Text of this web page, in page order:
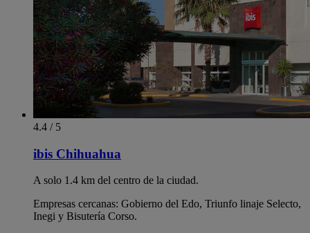
4.4 / 5
ibis Chihuahua
A solo 1.4 km del centro de la ciudad.
Empresas cercanas: Gobierno del Edo, Triunfo linaje Selecto,
Inegi y Bisutería Corso.